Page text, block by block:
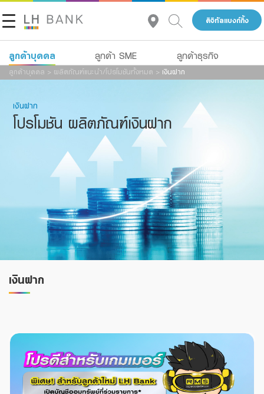
ดิจิทัลแบงก์กิ้ง
ลูกค้าบุคคล ลูกค้า SME ลูกค้าธุรกิจ
เกี่ยวกับเรา
นักลงทุนสัมพันธ์
กลุ่มธุรกิจทางการเงินแลนด์ แอนด์ เฮ้าส์
โทร 1327 TH EN
สินเชื่อ
ประกัน
บริการ
ดิจิทัลแบงก์กิ้ง
Family Banking
ลูกค้าบุคคล > ผลิตภัณฑ์แนะนำ/โปรโมชันทั้งหมด > เงินฝาก
เงินฝาก
โปรโมชัน ผลิตภัณฑ์เงินฝาก
เงินฝาก